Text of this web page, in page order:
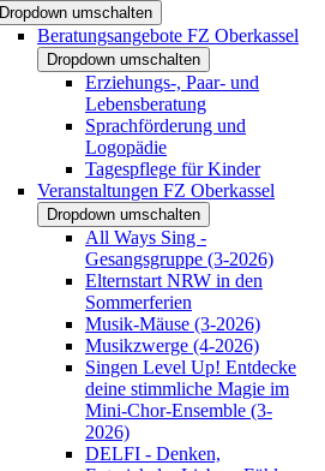
Dropdown umschalten
Beratungsangebote FZ Oberkassel
Dropdown umschalten
Erziehungs-, Paar- und
Lebensberatung
Sprachförderung und
Logopädie
Tagespflege für Kinder
Veranstaltungen FZ Oberkassel
Dropdown umschalten
All Ways Sing -
Gesangsgruppe (3-2026)
Elternstart NRW in den
Sommerferien
Musik-Mäuse (3-2026)
Musikzwerge (4-2026)
Singen Level Up! Entdecke
deine stimmliche Magie im
Mini-Chor-Ensemble (3-
2026)
DELFI - Denken,